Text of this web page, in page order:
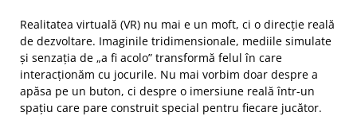
Realitatea virtuală (VR) nu mai e un moft, ci o direcție reală
de dezvoltare. Imaginile tridimensionale, mediile simulate
și senzația de „a fi acolo” transformă felul în care
interacționăm cu jocurile. Nu mai vorbim doar despre a
apăsa pe un buton, ci despre o imersiune reală într-un
spațiu care pare construit special pentru fiecare jucător.